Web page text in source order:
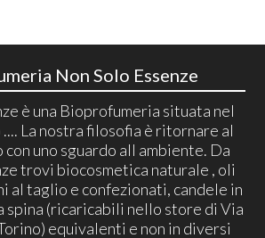
Non Solo Essenze
è una Bioprofumeria situata nel
La nostra filosofia è ritornare al
uno sguardo all ambiente. Da
trovi biocosmetica naturale , oli
al taglio e confezionati, candele in
spina (ricaricabili nello store di Via
equivalenti e non in diversi